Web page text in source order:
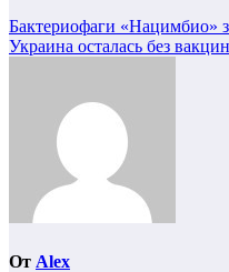
Навигация
по
Бактериофаги «Нацимбио»
Украина осталась без
От Alex